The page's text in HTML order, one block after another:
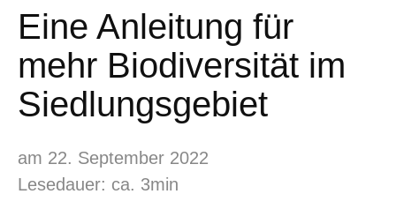
Eine Anleitung für
mehr Biodiversität im
Siedlungsgebiet
am 22. September 2022
Lesedauer: ca. 3min